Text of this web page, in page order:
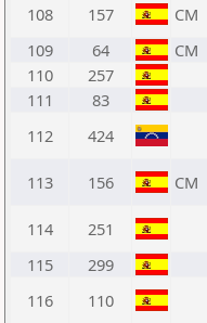
108
157 CM
109
64 CM
110
257
111
83
112
424
113 156 CM
114 251
115
299
116
110